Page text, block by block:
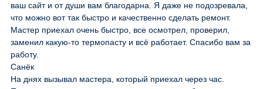
ваш сайт и от души вам благодарна. Я даже не подозревала,
что можно вот так быстро и качественно сделать ремонт.
Мастер приехал очень быстро, все осмотрел, проверил,
заменил какую-то термопасту и всё работает. Спасибо вам за
работу.
Санёк
На днях вызывал мастера, который приехал через час.